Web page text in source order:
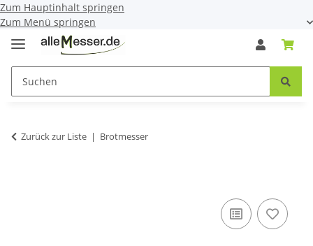
Zum Hauptinhalt springen
Zum Menü springen
Zurück zur Liste Brotmesser